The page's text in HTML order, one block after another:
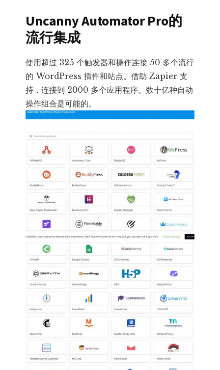
Uncanny Automator Pro的
流行集成
使用超过 325 个触发器和操作连接 50 多个流行
的 WordPress 插件和站点。借助 Zapier 支
持，连接到 2000 多个应用程序。数十亿种自动
操作组合是可能的。